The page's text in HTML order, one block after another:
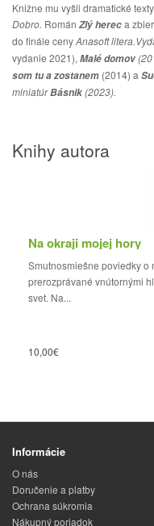
Knižne mu vyšli dramatické texty
Dobro. Román Zlý hereca
do finále cenyAnasoft
vydanie 2021), Malé domov
som tu a zostanem (2014) a
miniatúrBásnik(2023).
Knihy autora
Na okraji mojej hory
Smutnosmiešne poviedky o
prerozprávané vnútornými
svet. Na...
10,00€
Informácie
O nás
Doručenie a platby
Ochrana súkromia
Nákupný poriadok